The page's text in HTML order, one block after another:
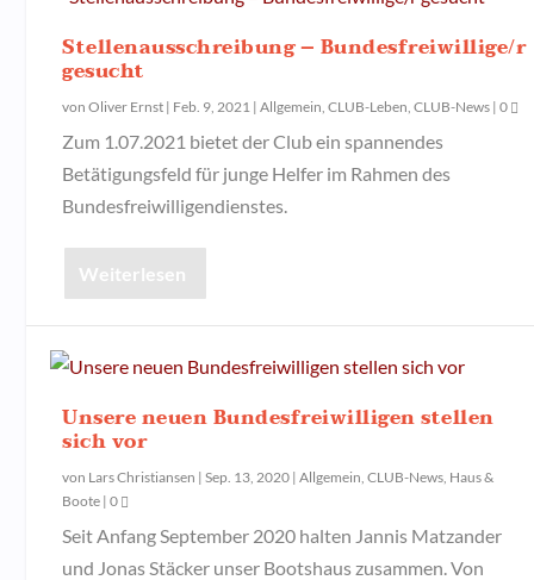
Stellenausschreibung – Bundesfreiwillige/r
gesucht
vonOliver Ernst | Feb. 9, 2021 |Allgemein,CLUB-Leben,CLUB-News |0
Zum 1.07.2021 bietet der Club ein spannendes
Betätigungsfeld für junge Helfer im Rahmen des
Bundesfreiwilligendienstes.
Weiterlesen
Unsere neuen Bundesfreiwilligen stellen
sich vor
von Lars Christiansen |Sep. 13, 2020 |Allgemein,CLUB-News, Haus &
Boote |0
Seit Anfang September 2020 halten Jannis Matzander
und Jonas Stäcker unser Bootshaus zusammen. Von